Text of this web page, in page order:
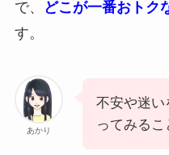
で、 どこが一番おトク
す。
あかり
不安や迷い
ってみるこ